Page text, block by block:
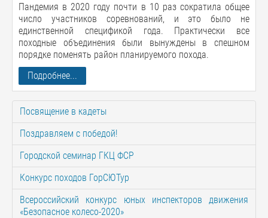
Пандемия в 2020 году почти в 10 раз сократила общее
число участников соревнований, и это было не
единственной спецификой года. Практически все
походные объединения были вынуждены в спешном
порядке поменять район планируемого похода.
Подробнее...
Посвящение в кадеты
Поздравляем с победой!
Городской семинар ГКЦ ФСР
Конкурс походов ГорСЮТур
Всероссийский конкурс юных инспекторов движения
«Безопасное колесо-2020»